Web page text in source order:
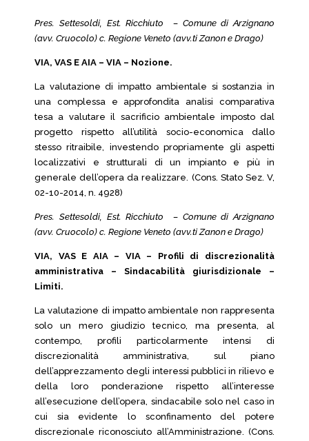
Pres. Settesoldi, Est. Ricchiuto – Comune di Arzignano
(avv. Cruocolo) c. Regione Veneto (avv.ti Zanon e Drago)
VIA, VAS E AIA – VIA – Nozione.
La valutazione di impatto ambientale si sostanzia in
una complessa e approfondita analisi comparativa
tesa a valutare il sacrificio ambientale imposto dal
progetto rispetto all’utilità socio-economica dallo
stesso ritraibile, investendo propriamente gli aspetti
localizzativi e strutturali di un impianto e più in
generale dell’opera da realizzare. (Cons. Stato Sez. V,
02-10-2014, n. 4928)
Pres. Settesoldi, Est. Ricchiuto – Comune di Arzignano
(avv. Cruocolo) c. Regione Veneto (avv.ti Zanon e Drago)
VIA, VAS E AIA – VIA – Profili di discrezionalità
amministrativa – Sindacabilità giurisdizionale –
Limiti.
La valutazione di impatto ambientale non rappresenta
solo un mero giudizio tecnico, ma presenta, al
contempo, profili particolarmente intensi di
discrezionalità amministrativa, sul piano
dell’apprezzamento degli interessi pubblici in rilievo e
della loro ponderazione rispetto all’interesse
all’esecuzione dell’opera, sindacabile solo nel caso in
cui sia evidente lo sconfinamento del potere
discrezionale riconosciuto all’Amministrazione. (Cons.